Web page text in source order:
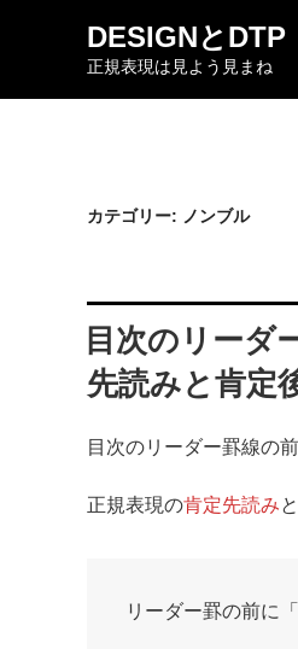
DESIGNとDTP
正規表現は見よう見まね
カテゴリー: ノンブル
目次のリーダ
先読みと肯定
目次のリーダー罫線の
正規表現の肯定先読みと
リーダー罫の前に